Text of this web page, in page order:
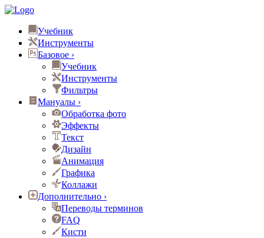
Учебник
Инструменты
Базовое ›
Учебник
Инструменты
Фильтры
Мануалы ›
Обработка фото
Эффекты
Текст
Дизайн
Анимация
Графика
Коллажи
Дополнительно ›
Переводы терминов
FAQ
Кисти